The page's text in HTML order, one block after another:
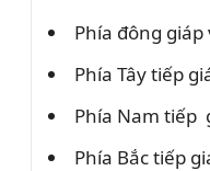
Phía đông
Phía Tây tiếp
Phía Nam tiếp
Phía Bắc tiếp